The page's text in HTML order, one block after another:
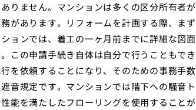
りません。マンションは多くの区分所有者が
があります。リフォームを計画する際、まず
ョンでは、着工の一ヶ月前までに詳細な図面
この申請手続き自体は自分で行うこともでき
を依頼することになり、そのための事務手数
音規定です。マンションでは階下への騒音ト
能を満たしたフローリングを使用することが